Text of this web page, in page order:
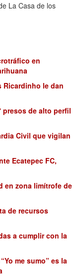
La Casa de los
en
Ricardinho le dan
presos de alto perfil
Civil que vigilan
Ecatepec FC,
en zona limítrofe de
de recursos
a cumplir con la
me sumo” es la